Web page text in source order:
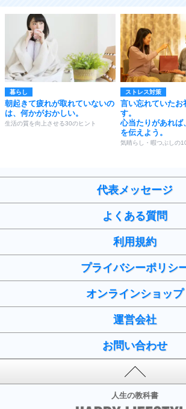
暮らし
朝起きて疲れが取れていないの
は、何かがおかしい。
生活の質を向上させる30のヒント
ストレス対策
言い忘れていたお
す。
心当たりがあれば
を伝えよう。
気晴らし・暇つぶしの
代表メッセージ
よくある質問
利用規約
プライバシーポリシ
オンラインショップ
運営会社
お問い合わせ
人生の教科書